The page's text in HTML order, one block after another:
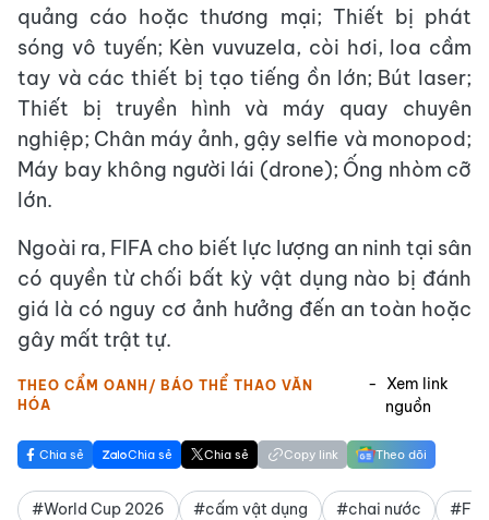
quảng cáo hoặc thương mại; Thiết bị phát
sóng vô tuyến; Kèn vuvuzela, còi hơi, loa cầm
tay và các thiết bị tạo tiếng ồn lớn; Bút laser;
Thiết bị truyền hình và máy quay chuyên
nghiệp; Chân máy ảnh, gậy selfie và monopod;
Máy bay không người lái (drone); Ống nhòm cỡ
lớn.
Ngoài ra, FIFA cho biết lực lượng an ninh tại sân
có quyền từ chối bất kỳ vật dụng nào bị đánh
giá là có nguy cơ ảnh hưởng đến an toàn hoặc
gây mất trật tự.
THEO CẨM OANH/ BÁO THỂ THAO VĂN
HÓA
Xem link
nguồn
Chia sẻ Chia sẻ Chia sẻ Copy link Theo dõi
#World Cup 2026 #cấm vật dụng #chai nước